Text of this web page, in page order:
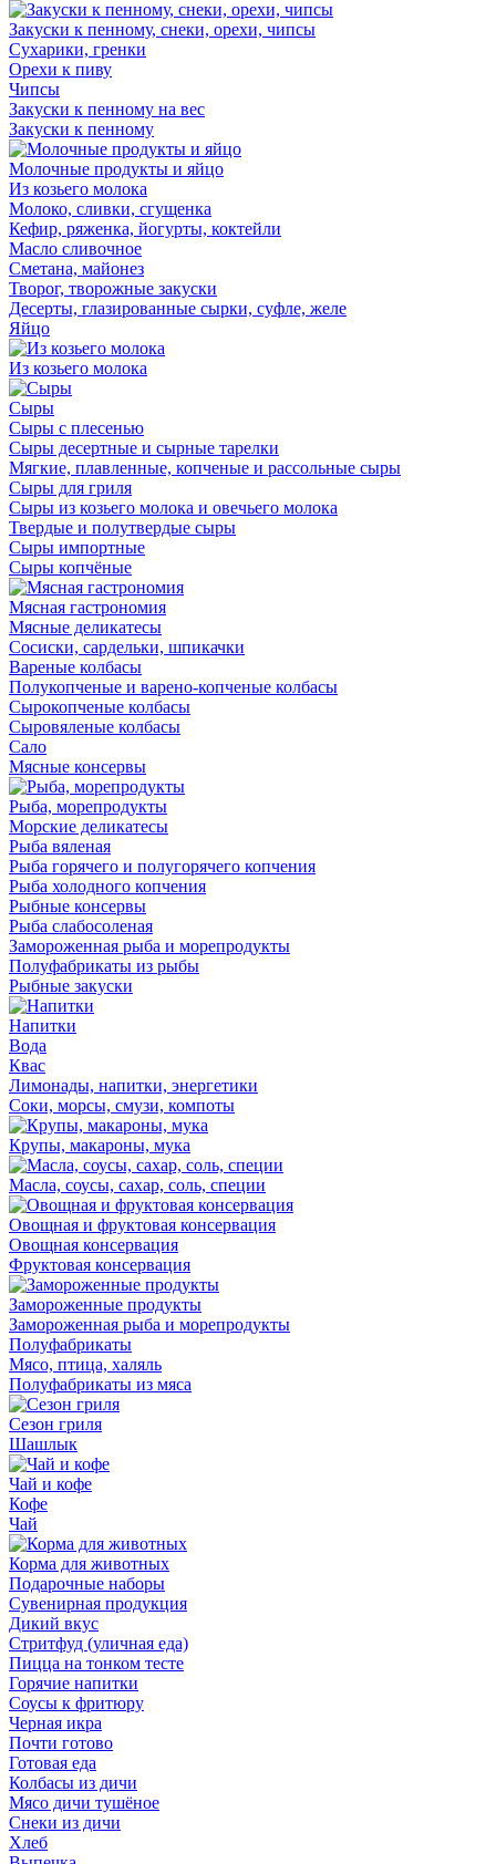
Закуски к пенному, снеки, орехи, чипсы
Сухарики, гренки
Орехи к пиву
Чипсы
Закуски к пенному на вес
Закуски к пенному
Молочные продукты и яйцо
Из козьего молока
Молоко, сливки, сгущенка
Кефир, ряженка, йогурты, коктейли
Масло сливочное
Сметана, майонез
Творог, творожные закуски
Десерты, глазированные сырки, суфле, желе
Яйцо
Из козьего молока
Сыры
Сыры с плесенью
Сыры десертные и сырные тарелки
Мягкие, плавленные, копченые и рассольные сыры
Сыры для гриля
Сыры из козьего молока и овечьего молока
Твердые и полутвердые сыры
Сыры импортные
Сыры копчёные
Мясная гастрономия
Мясные деликатесы
Сосиски, сардельки, шпикачки
Вареные колбасы
Полукопченые и варено-копченые колбасы
Сырокопченые колбасы
Сыровяленые колбасы
Сало
Мясные консервы
Рыба, морепродукты
Морские деликатесы
Рыба вяленая
Рыба горячего и полугорячего копчения
Рыба холодного копчения
Рыбные консервы
Рыба слабосоленая
Замороженная рыба и морепродукты
Полуфабрикаты из рыбы
Рыбные закуски
Напитки
Вода
Квас
Лимонады, напитки, энергетики
Соки, морсы, смузи, компоты
Крупы, макароны, мука
Масла, соусы, сахар, соль, специи
Овощная и фруктовая консервация
Овощная консервация
Фруктовая консервация
Замороженные продукты
Замороженная рыба и морепродукты
Полуфабрикаты
Мясо, птица, халяль
Полуфабрикаты из мяса
Сезон гриля
Шашлык
Чай и кофе
Кофе
Чай
Корма для животных
Подарочные наборы
Сувенирная продукция
Дикий вкус
Стритфуд (уличная еда)
Пицца на тонком тесте
Горячие напитки
Соусы к фритюру
Черная икра
Почти готово
Готовая еда
Колбасы из дичи
Мясо дичи тушёное
Снеки из дичи
Хлеб